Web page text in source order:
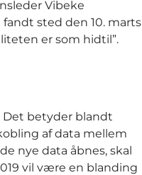
Vibeke
sted den 10. marts
er som hidtil”.
Det betyder blandt
af data mellem
nye data åbnes, skal
vil være en blanding